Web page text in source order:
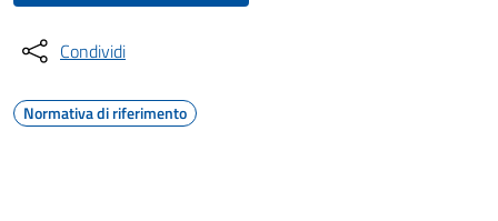
Condividi
Normativa di riferimento